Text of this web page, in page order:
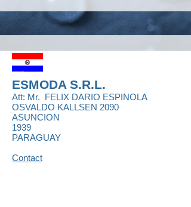
ESMODA S.R.L.
Att: Mr. FELIX DARIO ESPINOLA
OSVALDO KALLSEN 2090
ASUNCION
1939
PARAGUAY
Contact